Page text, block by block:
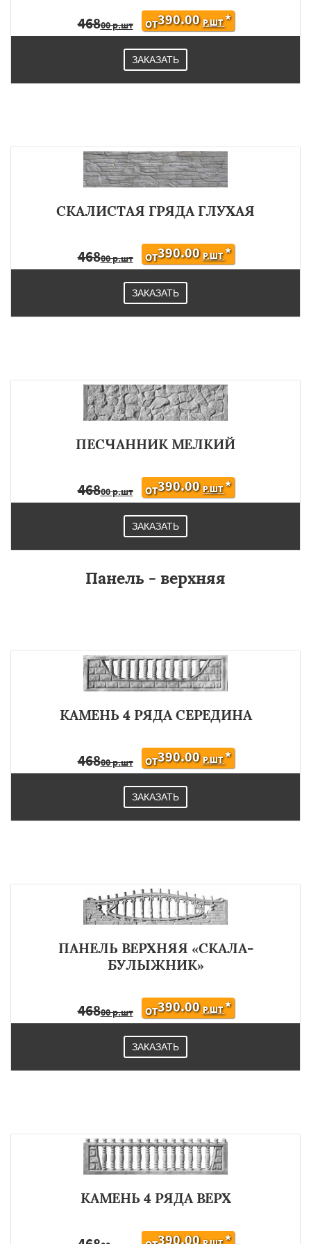
46800 р.шт ОТ390.00 Р.ШТ*
ЗАКАЗАТЬ
СКАЛИСТАЯ ГРЯДА ГЛУХАЯ
46800 р.шт ОТ390.00 Р.ШТ*
ЗАКАЗАТЬ
ПЕСЧАННИК МЕЛКИЙ
46800 р.шт ОТ390.00 Р.ШТ*
ЗАКАЗАТЬ
Панель - верхняя
КАМЕНЬ 4 РЯДА СЕРЕДИНА
46800 р.шт ОТ390.00 Р.ШТ*
ЗАКАЗАТЬ
ПАНЕЛЬ ВЕРХНЯЯ «СКАЛА-
БУЛЫЖНИК»
46800 р.шт ОТ390.00 Р.ШТ*
ЗАКАЗАТЬ
КАМЕНЬ 4 РЯДА ВЕРХ
390.00 *